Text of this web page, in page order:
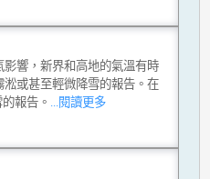
響，新界和高地的氣溫有時
或甚至輕微降雪的報告。在
報告。
...閱讀更多